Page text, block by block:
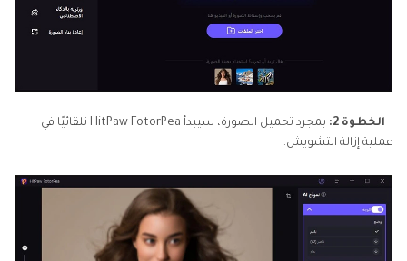
الخطوة 2:
بمجرد تحميل الصورة، سيبدأ HitPaw FotorPea تلقائيًا في
عملية إزالة التشويش.